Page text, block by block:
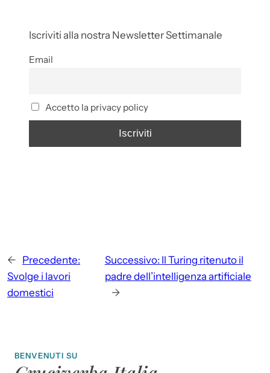
Iscriviti alla nostra Newsletter Settimanale
Email
Accetto la privacy policy
← Precedente:
Svolge i lavori
domestici
Successivo: Il Turing ritenuto il
padre dell’intelligenza artificiale
→
BENVENUTI SU